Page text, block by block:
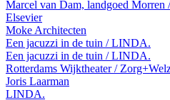
Marcel van Dam, landgoed Morren
Elsevier
Moke Architecten
Een jacuzzi in de tuin / LINDA.
Een jacuzzi in de tuin / LINDA.
Rotterdams Wijktheater /
Joris Laarman
LINDA.